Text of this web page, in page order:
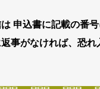
記載の番号に
ば、恐れ入り